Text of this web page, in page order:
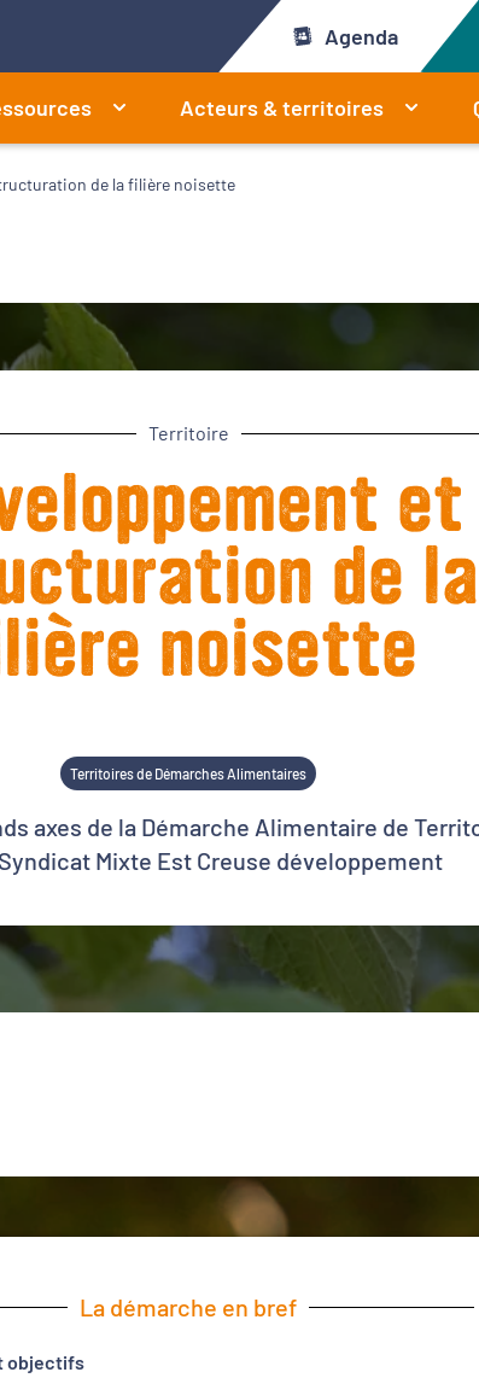
Agenda
Acteurs & territoires
de la filière noisette
Territoire
et
de la
noisette
Territoires de Démarches Alimentaires
axes de la Démarche Alimentaire de
Mixte Est Creuse développement
La démarche en bref
objectifs